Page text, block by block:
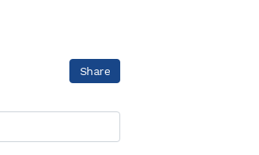
Share